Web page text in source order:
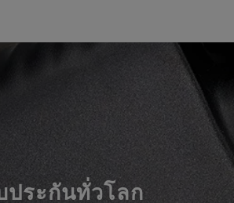
ประกันทั่วโลก